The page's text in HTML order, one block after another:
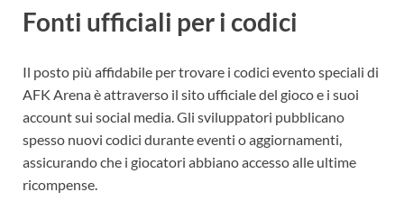
Fonti ufficiali per i codici
Il posto più affidabile per trovare i codici evento speciali di
AFK Arena è attraverso il sito ufficiale del gioco e i suoi
account sui social media. Gli sviluppatori pubblicano
spesso nuovi codici durante eventi o aggiornamenti,
assicurando che i giocatori abbiano accesso alle ultime
ricompense.